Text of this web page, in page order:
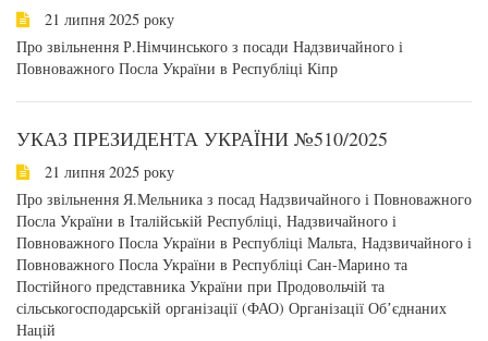
21 липня 2025 року
Про звільнення Р.Німчинського з посади Надзвичайного і
Повноважного Посла України в Республіці Кіпр
УКАЗ ПРЕЗИДЕНТА УКРАЇНИ №510/2025
21 липня 2025 року
Про звільнення Я.Мельника з посад Надзвичайного і Повноважного
Посла України в Італійській Республіці, Надзвичайного і
Повноважного Посла України в Республіці Мальта, Надзвичайного і
Повноважного Посла України в Республіці Сан-Марино та
Постійного представника України при Продовольчій та
сільськогосподарській організації (ФАО) Організації Обʼєднаних
Націй